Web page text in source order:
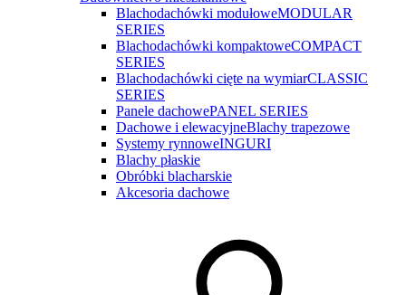
Blachodachówki modułoweMODULAR
SERIES
Blachodachówki kompaktoweCOMPACT
SERIES
Blachodachówki cięte na wymiarCLASSIC
SERIES
Panele dachowePANEL SERIES
Dachowe i elewacyjneBlachy trapezowe
Systemy rynnoweINGURI
Blachy płaskie
Obróbki blacharskie
Akcesoria dachowe